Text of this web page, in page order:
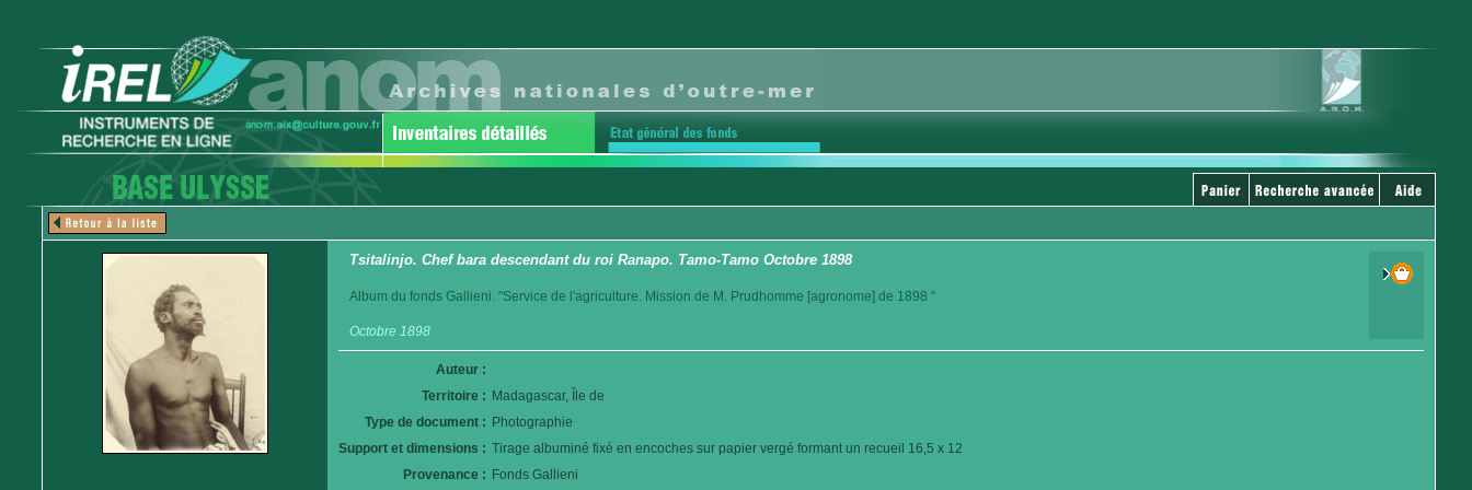
Tsitalinjo. Chef bara descendant du roi Ranapo. Tamo-Tamo Octobre 1898
Album du fonds Gallieni. "Service de l'agriculture. Mission de M. Prudhomme [agronome] de 1898 "
Octobre 1898
Auteur :
Territoire : Madagascar, Île de
Type de document : Photographie
Support et dimensions : Tirage albuminé fixé en encoches sur papier vergé formant un recueil 16,5 x 12
Provenance : Fonds Gallieni